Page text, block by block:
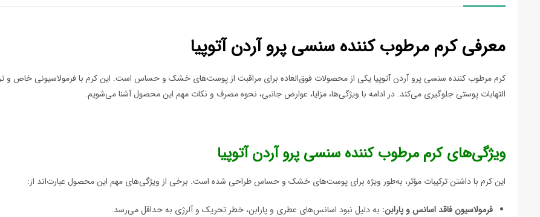
معرفی کرم مرطوب کننده سنسی پرو آردن آتوپیا
کرم مرطوب کننده سنسی پرو آردن آتوپیا یکی از محصولات فوق‌العاده برای مراقبت از پوست‌های خشک و حساس است. این کرم با فرمولاسیونی
التهابات پوستی جلوگیری می‌کند. در ادامه با ویژگی‌ها، مزایا، عوارض جانبی، نحوه مصرف و نکات مهم این محصول آشنا می‌شویم.
ویژگی‌های کرم مرطوب کننده سنسی پرو آردن آتوپیا
این کرم با داشتن ترکیبات مؤثر، به‌طور ویژه برای پوست‌های خشک و حساس طراحی شده است. برخی از ویژگی‌های مهم این محصول عبارت‌اند از:
فرمولاسیون فاقد اسانس و پارابن: به دلیل نبود اسانس‌های عطری و پارابن، خطر تحریک و آلرژی به حداقل می‌رسد.